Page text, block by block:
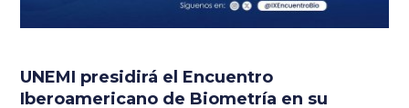
UNEMI presidirá el Encuentro
Iberoamericano de Biometría en su